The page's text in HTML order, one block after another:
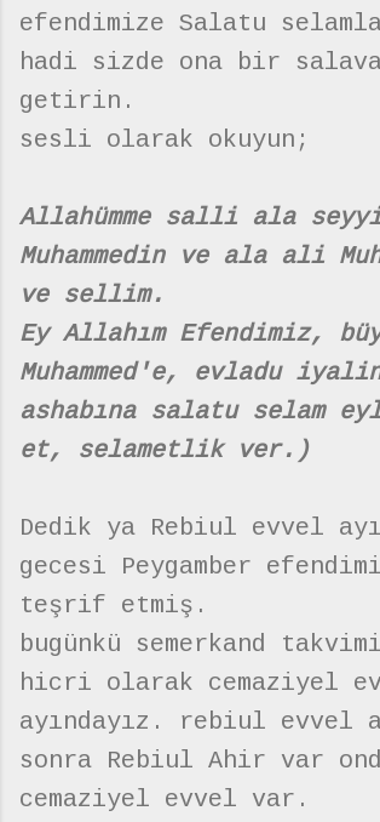
efendimize Salatu
hadi sizde ona bir
getirin.
sesli olarak okuyun;
Allahümme salli ala
Muhammedin ve ala ali
ve sellim.
Ey Allahım Efendimiz,
Muhammed'e, evladu
ashabına salatu selam
et, selametlik ver.)
Dedik ya Rebiul evvel
gecesi Peygamber
teşrif etmiş.
bugünkü semerkand
hicri olarak cemaziyel
ayındayız. rebiul evvel
sonra Rebiul Ahir var
cemaziyel evvel var.